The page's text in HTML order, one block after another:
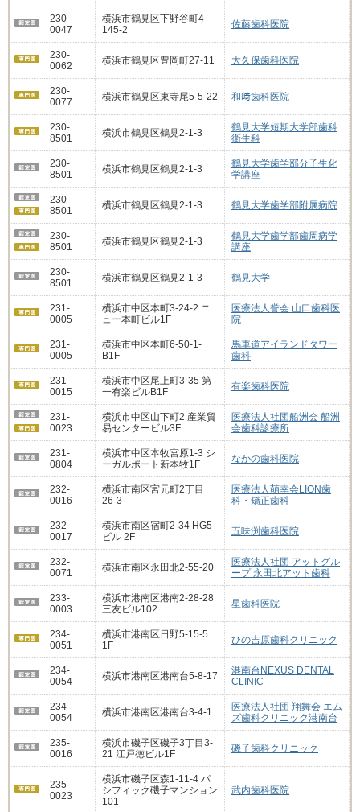
230-
0047
横浜市鶴見区下野谷町4-
145-2
佐藤歯科医院
230-
0062
横浜市鶴見区豊岡町27-11 大久保歯科医院
230-
0077
横浜市鶴見区東寺尾5-5-22 和﨑歯科医院
230-
8501
横浜市鶴見区鶴見2-1-3
鶴見大学短期大学部歯科
衛生科
230-
8501
横浜市鶴見区鶴見2-1-3
鶴見大学歯学部分子生化
学講座
230-
8501
横浜市鶴見区鶴見2-1-3 鶴見大学歯学部附属病院
230-
8501
横浜市鶴見区鶴見2-1-3
鶴見大学歯学部歯周病学
講座
230-
8501
横浜市鶴見区鶴見2-1-3 鶴見大学
231-
0005
横浜市中区本町3-24-2 ニ
ュー本町ビル1F
医療法人誉会 山口歯科医
院
231-
0005
横浜市中区本町6-50-1-
B1F
馬車道アイランドタワー
歯科
231-
0015
横浜市中区尾上町3-35 第
一有楽ビルB1F
有楽歯科医院
231-
0023
横浜市中区山下町2 産業貿
易センタービル3F
医療法人社団船洲会 船洲
会歯科診療所
231-
0804
横浜市中区本牧宮原1-3 シ
ーガルポート新本牧1F
なかの歯科医院
232-
0016
横浜市南区宮元町2丁目
26-3
医療法人萌幸会LION歯
科・矯正歯科
232-
0017
横浜市南区宿町2-34 HG5
ビル 2F
五味渕歯科医院
232-
0071
横浜市南区永田北2-55-20
医療法人社団 アットグル
ープ 永田北アット歯科
233-
0003
横浜市港南区港南2-28-28
三友ビル102
星歯科医院
234-
0051
横浜市港南区日野5-15-5
1F
ひの吉原歯科クリニック
234-
0054
横浜市港南区港南台5-8-17
港南台NEXUS DENTAL
CLINIC
234-
0054
横浜市港南区港南台3-4-1
医療法人社団 翔舞会 エム
ズ歯科クリニック港南台
235-
0016
横浜市磯子区磯子3丁目3-
21 江戸徳ビル1F
磯子歯科クリニック
235-
0023
横浜市磯子区森1-11-4 パ
シフィック磯子マンション
101
武内歯科医院